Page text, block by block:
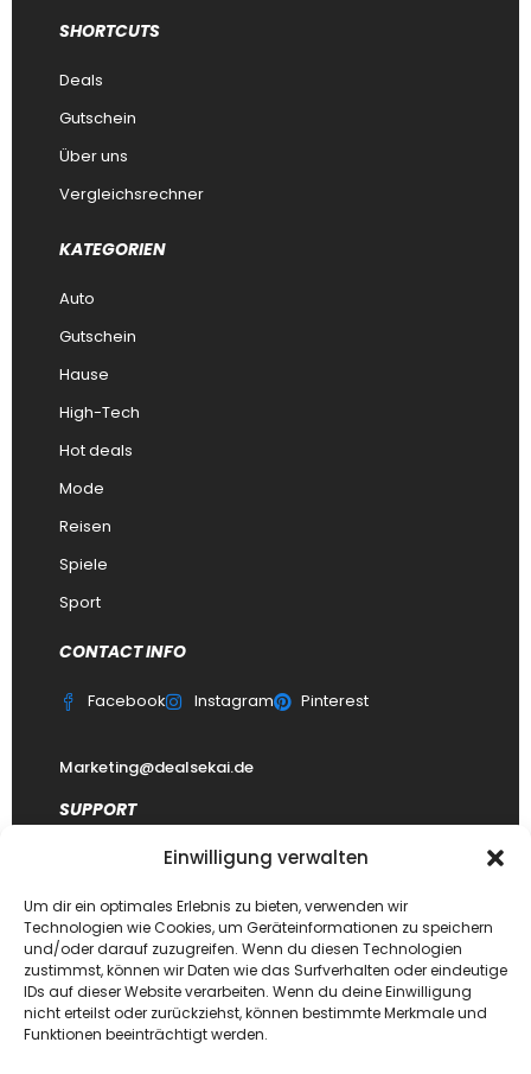
Einwilligung verwalten
Um dir ein optimales Erlebnis zu bieten, verwenden wir
Technologien wie Cookies, um Geräteinformationen zu speichern
und/oder darauf zuzugreifen. Wenn du diesen Technologien
zustimmst, können wir Daten wie das Surfverhalten oder eindeutige
IDs auf dieser Website verarbeiten. Wenn du deine Einwilligung
nicht erteilst oder zurückziehst, können bestimmte Merkmale und
Funktionen beeinträchtigt werden.
SHORTCUTS
Deals
Gutschein
Über uns
Vergleichsrechner
KATEGORIEN
Auto
Gutschein
Hause
High-Tech
Hot deals
Mode
Reisen
Spiele
Sport
CONTACT INFO
Facebook Instagram Pinterest
Marketing@dealsekai.de
SUPPORT
datenschutzerklärung
Impressum
Haftungsausschluss
FAQ Dealsekai